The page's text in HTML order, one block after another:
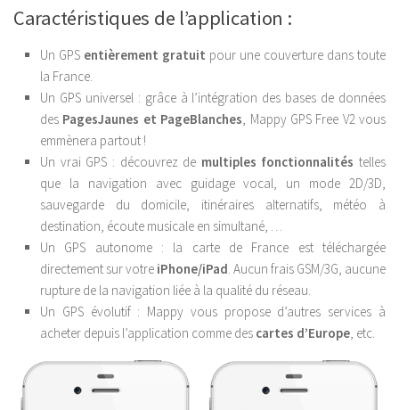
Caractéristiques de l’application :
Un GPS entièrement gratuit pour une couverture dans toute
la France.
Un GPS universel : grâce à l’intégration des bases de données
des PagesJaunes et PageBlanches , Mappy GPS Free V2 vous
emmènera partout !
Un vrai GPS : découvrez de multiples fonctionnalités telles
que la navigation avec guidage vocal, un mode 2D/3D,
sauvegarde du domicile, itinéraires alternatifs, météo à
destination, écoute musicale en simultané, …
Un GPS autonome : la carte de France est téléchargée
directement sur votre iPhone/iPad . Aucun frais GSM/3G, aucune
rupture de la navigation liée à la qualité du réseau.
Un GPS évolutif : Mappy vous propose d’autres services à
acheter depuis l’application comme des cartes d’Europe , etc.